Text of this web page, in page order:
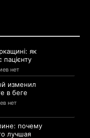
як
пацієнту
нет
изменил
в беге
нет
почему
лучшая